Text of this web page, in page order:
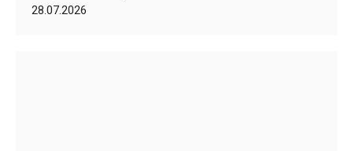
28.07.2026